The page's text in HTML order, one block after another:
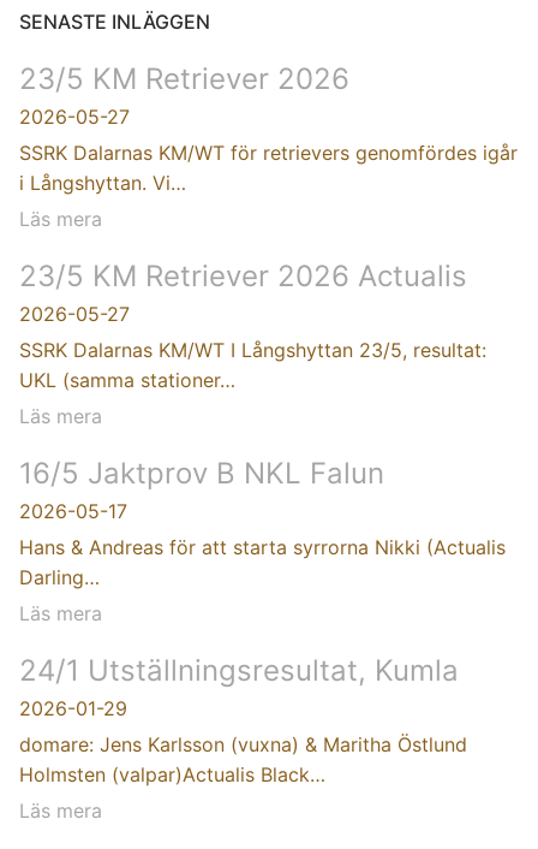
SENASTE INLÄGGEN
23/5 KM Retriever 2026
2026-05-27
SSRK Dalarnas KM/WT för retrievers genomfördes igår
i Långshyttan. Vi…
Läs mera
23/5 KM Retriever 2026 Actualis
2026-05-27
SSRK Dalarnas KM/WT I Långshyttan 23/5, resultat:
UKL (samma stationer…
Läs mera
16/5 Jaktprov B NKL Falun
2026-05-17
Hans & Andreas för att starta syrrorna Nikki (Actualis
Darling…
Läs mera
24/1 Utställningsresultat, Kumla
2026-01-29
domare: Jens Karlsson (vuxna) & Maritha Östlund
Holmsten (valpar)Actualis Black…
Läs mera